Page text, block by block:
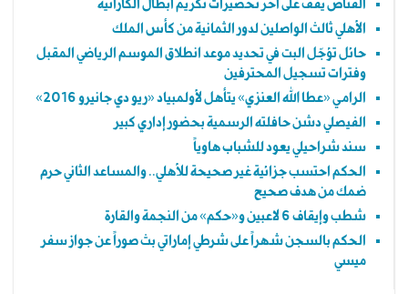
القناص يقف على آخر تحضيرات تكريم أبطال الكاراتيه
الأهلي ثالث الواصلين لدور الثمانية من كأس الملك
حائل تؤجّل البت في تحديد موعد انطلاق الموسم الرياضي المقبل
وفترات تسجيل المحترفين
الرامي «عطا الله العنزي» يتأهل لأولمبياد «ريو دي جانيرو 2016»
الفيصلي دشن حافلته الرسمية بحضور إداري كبير
سند شراحيلي يعود للشباب هاوياً
الحكم احتسب جزائية غير صحيحة للأهلي.. والمساعد الثاني حرم
ضمك من هدف صحيح
شطب وإيقاف 6 لاعبين و«حكم» من النجمة والقارة
الحكم بالسجن شهراً على شرطي إماراتي بث صوراً عن جواز سفر
ميسي